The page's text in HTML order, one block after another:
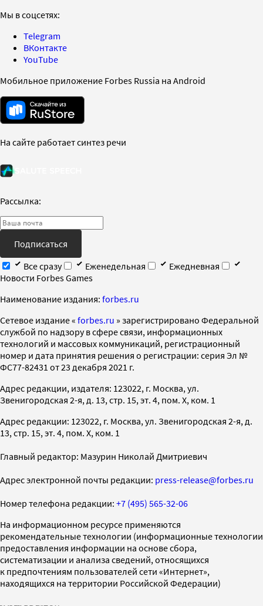
Мы в соцсетях:
Telegram
ВКонтакте
YouTube
Мобильное приложение Forbes Russia на Android
На сайте работает синтез речи
Рассылка:
Подписаться
Все сразу
Еженедельная
Ежедневная
Новости Forbes Games
Наименование издания: forbes.ru
Cетевое издание « forbes.ru » зарегистрировано Федеральной
службой по надзору в сфере связи, информационных
технологий и массовых коммуникаций, регистрационный
номер и дата принятия решения о регистрации: серия Эл №
ФС77-82431 от 23 декабря 2021 г.
Адрес редакции, издателя: 123022, г. Москва, ул.
Звенигородская 2-я, д. 13, стр. 15, эт. 4, пом. X, ком. 1
Адрес редакции: 123022, г. Москва, ул. Звенигородская 2-я, д.
13, стр. 15, эт. 4, пом. X, ком. 1
Главный редактор: Мазурин Николай Дмитриевич
Адрес электронной почты редакции: press-release@forbes.ru
Номер телефона редакции: +7 (495) 565-32-06
На информационном ресурсе применяются
рекомендательные технологии (информационные технологии
предоставления информации на основе сбора,
систематизации и анализа сведений, относящихся
к предпочтениям пользователей сети «Интернет»,
находящихся на территории Российской Федерации)